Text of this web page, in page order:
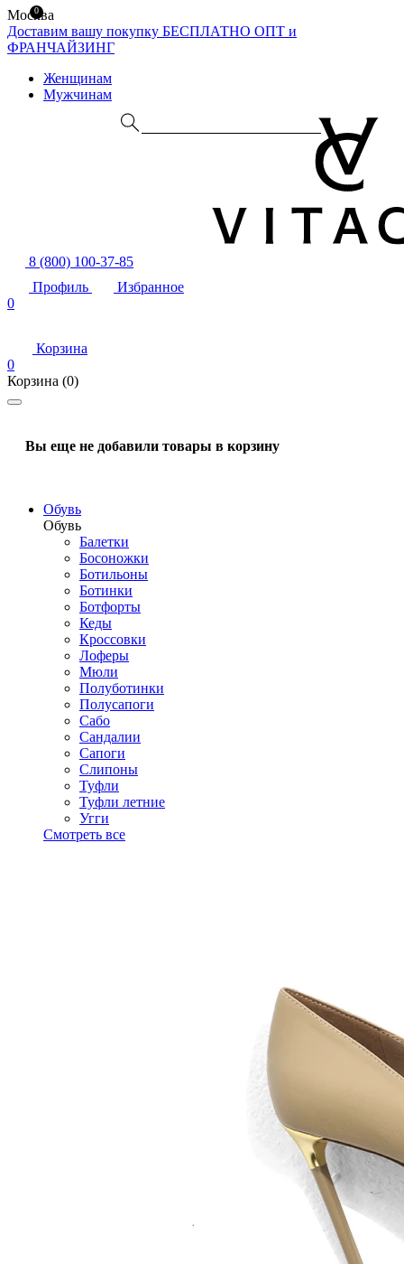
Москва
Доставим вашу покупку БЕСПЛАТНО ОПТ и
ФРАНЧАЙЗИНГ
Женщинам
Мужчинам
8 (800) 100-37-85
Профиль
Избранное
0
Корзина
0
Корзина (0)
Вы еще не добавили товары в корзину
Обувь
Обувь
Балетки
Босоножки
Ботильоны
Ботинки
Ботфорты
Кеды
Кроссовки
Лоферы
Мюли
Полуботинки
Полусапоги
Сабо
Сандалии
Сапоги
Слипоны
Туфли
Туфли летние
Угги
Смотреть все
0